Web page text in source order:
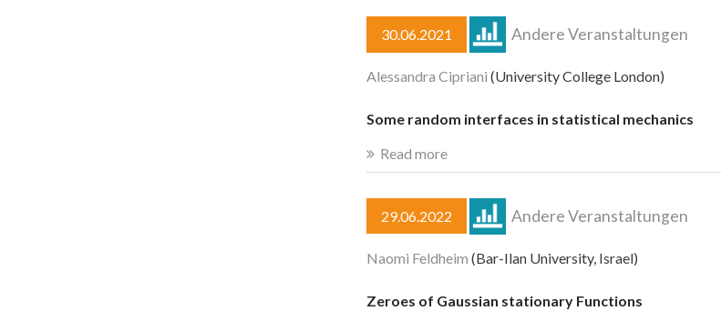
30.06.2021 Andere Veranstaltungen
Alessandra Cipriani (University College London)
Some random interfaces in statistical mechanics
Read more
29.06.2022 Andere Veranstaltungen
Naomi Feldheim (Bar-Ilan University, Israel)
Zeroes of Gaussian stationary Functions